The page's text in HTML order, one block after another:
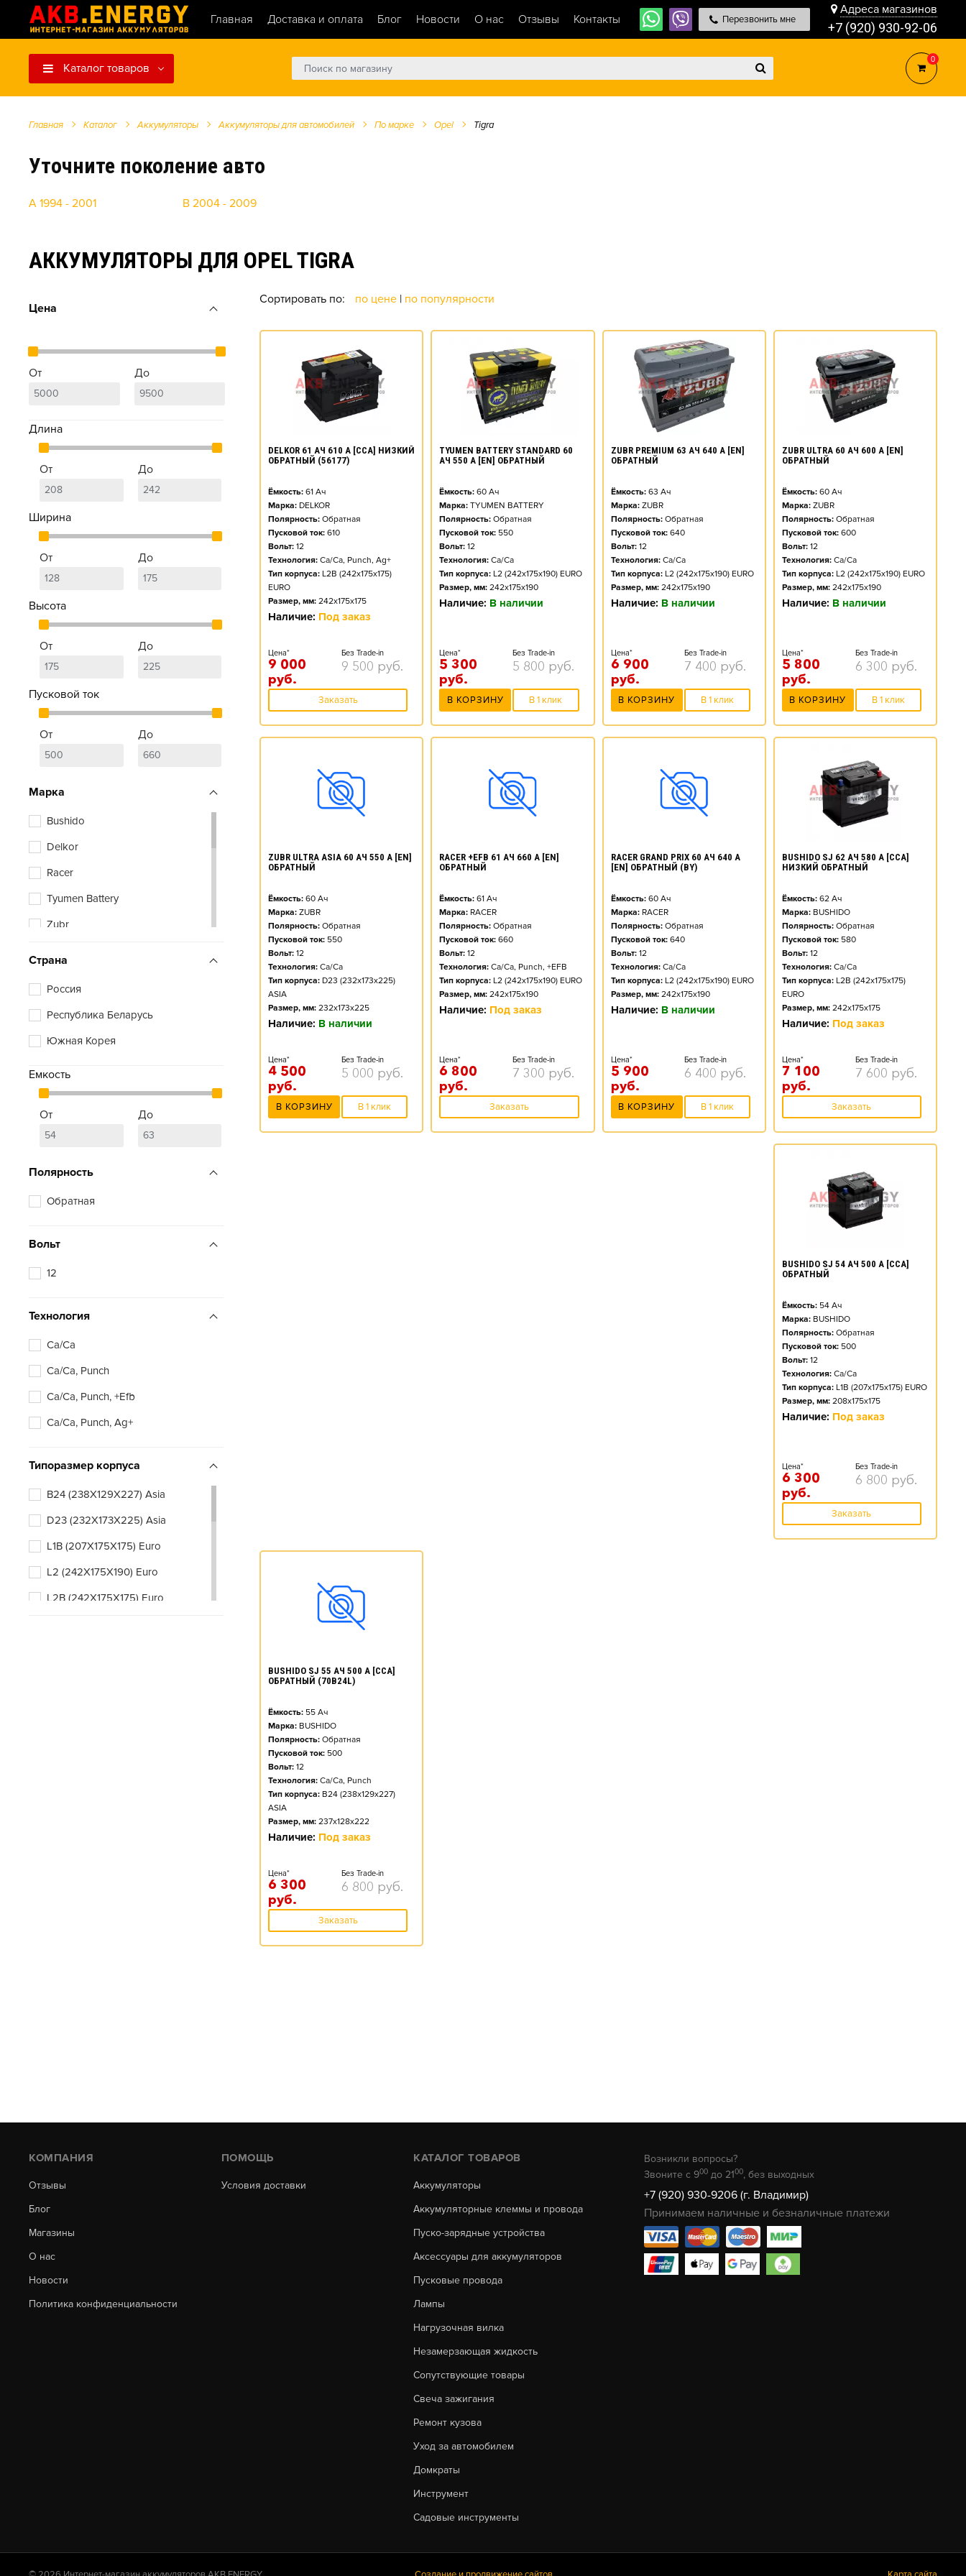
Главная Доставка и оплата Блог Новости О нас Отзывы Контакты Перезвонить мне
Адреса магазинов
+7 (920) 930-92-06
Каталог товаров
0
Главная Каталог Аккумуляторы Аккумуляторы для автомобилей По марке Opel Tigra
Уточните поколение авто
A 1994 - 2001 B 2004 - 2009
АККУМУЛЯТОРЫ ДЛЯ OPEL TIGRA
Цена
От До
Длина
От До
Ширина
От До
Высота
От До
Пусковой ток
От До
Марка
Bushido
Delkor
Racer
Tyumen Battery
Zubr
Страна
Россия
Республика Беларусь
Южная Корея
Емкость
От До
Полярность
Обратная
Вольт
12
Технология
Ca/Ca
Ca/Ca, Punch
Ca/Ca, Punch, +Efb
Ca/Ca, Punch, Ag+
Типоразмер корпуса
B24 (238X129X227) Asia
D23 (232X173X225) Asia
L1B (207X175X175) Euro
L2 (242X175X190) Euro
L2B (242X175X175) Euro
Сортировать по: по цене | по популярности
DELKOR 61 АЧ 610 А [CCA] НИЗКИЙ
ОБРАТНЫЙ (56177)
Ёмкость: 61 Ач
Марка: DELKOR
Полярность: Обратная
Пусковой ток: 610
Вольт: 12
Технология: Ca/Ca, Punch, Ag+
Тип корпуса: L2B (242x175x175)
EURO
Размер, мм: 242x175x175
Наличие: Под заказ
Цена*
9 000
руб.
Без Trade-in
9 500 руб.
Заказать
TYUMEN BATTERY STANDARD 60
АЧ 550 А [EN] ОБРАТНЫЙ
Ёмкость: 60 Ач
Марка: TYUMEN BATTERY
Полярность: Обратная
Пусковой ток: 550
Вольт: 12
Технология: Ca/Ca
Тип корпуса: L2 (242x175x190) EURO
Размер, мм: 242x175x190
Наличие: В наличии
Цена*
5 300
руб.
Без Trade-in
5 800 руб.
В КОРЗИНУ В 1 клик
ZUBR PREMIUM 63 АЧ 640 А [EN]
ОБРАТНЫЙ
Ёмкость: 63 Ач
Марка: ZUBR
Полярность: Обратная
Пусковой ток: 640
Вольт: 12
Технология: Ca/Ca
Тип корпуса: L2 (242x175x190) EURO
Размер, мм: 242x175x190
Наличие: В наличии
Цена*
6 900
руб.
Без Trade-in
7 400 руб.
В КОРЗИНУ В 1 клик
ZUBR ULTRA 60 АЧ 600 А [EN]
ОБРАТНЫЙ
Ёмкость: 60Ач
Марка: ZUBR
Полярность: Обратная
Пусковой ток: 600
Вольт: 12
Технология: Ca/Ca
Тип корпуса: L2 (242x175x190) EURO
Размер, мм: 242x175x190
Наличие: В наличии
Цена*
5 800
руб.
Без Trade-in
6 300 руб.
В КОРЗИНУ В 1 клик
ZUBR ULTRA ASIA 60 АЧ 550 А [EN]
ОБРАТНЫЙ
Ёмкость: 60 Ач
Марка: ZUBR
Полярность: Обратная
Пусковой ток: 550
Вольт: 12
Технология: Ca/Ca
Тип корпуса: D23 (232x173x225)
ASIA
Размер, мм: 232x173x225
Наличие: В наличии
Цена*
4 500
руб.
Без Trade-in
5 000 руб.
В КОРЗИНУ В 1 клик
RACER +EFB 61 АЧ 660 А [EN]
ОБРАТНЫЙ
Ёмкость: 61 Ач
Марка: RACER
Полярность: Обратная
Пусковой ток: 660
Вольт: 12
Технология: Ca/Ca, Punch, +EFB
Тип корпуса: L2 (242x175x190) EURO
Размер, мм: 242x175x190
Наличие: Под заказ
Цена*
6 800
руб.
Без Trade-in
7 300 руб.
Заказать
RACER GRAND PRIX 60 АЧ 640 А
[EN] ОБРАТНЫЙ (BY)
Ёмкость: 60Ач
Марка: RACER
Полярность: Обратная
Пусковой ток: 640
Вольт: 12
Технология: Ca/Ca
Тип корпуса: L2 (242x175x190) EURO
Размер, мм: 242x175x190
Наличие: В наличии
Цена*
5 900
руб.
Без Trade-in
6 400 руб.
В КОРЗИНУ В 1 клик
BUSHIDO SJ 62 АЧ 580 А [CCA]
НИЗКИЙ ОБРАТНЫЙ
Ёмкость: 62Ач
Марка: BUSHIDO
Полярность: Обратная
Пусковой ток: 580
Вольт: 12
Технология: Ca/Ca
Тип корпуса: L2B (242x175x175)
EURO
Размер, мм: 242x175x175
Наличие: Под заказ
Цена*
7 100
руб.
Без Trade-in
7 600 руб.
Заказать
BUSHIDO SJ 54 АЧ 500 А [CCA]
ОБРАТНЫЙ
Ёмкость: 54Ач
Марка: BUSHIDO
Полярность: Обратная
Пусковой ток: 500
Вольт: 12
Технология: Ca/Ca
Тип корпуса: L1B (207x175x175) EURO
Размер, мм: 208x175x175
Наличие: Под заказ
Цена*
6 300
руб.
Без Trade-in
6 800 руб.
Заказать
BUSHIDO SJ 55 АЧ 500 А [CCA]
ОБРАТНЫЙ (70B24L)
Ёмкость: 55 Ач
Марка: BUSHIDO
Полярность: Обратная
Пусковой ток: 500
Вольт: 12
Технология: Ca/Ca, Punch
Тип корпуса: B24 (238x129x227)
ASIA
Размер, мм: 237x128x222
Наличие: Под заказ
Цена*
6 300
руб.
Без Trade-in
6 800 руб.
Заказать
КОМПАНИЯ
Отзывы
Блог
Магазины
О нас
Новости
Политика конфиденциальности
ПОМОЩЬ
Условия доставки
КАТАЛОГ ТОВАРОВ
Аккумуляторы
Аккумуляторные клеммы и провода
Пуско-зарядные устройства
Аксессуары для аккумуляторов
Пусковые провода
Лампы
Нагрузочная вилка
Незамерзающая жидкость
Сопутствующие товары
Свеча зажигания
Ремонт кузова
Уход за автомобилем
Домкраты
Инструмент
Садовые инструменты
Возникли вопросы?
Звоните с 900 до 2100, без выходных
+7 (920) 930-9206 (г. Владимир)
Принимаем наличные и безналичные платежи